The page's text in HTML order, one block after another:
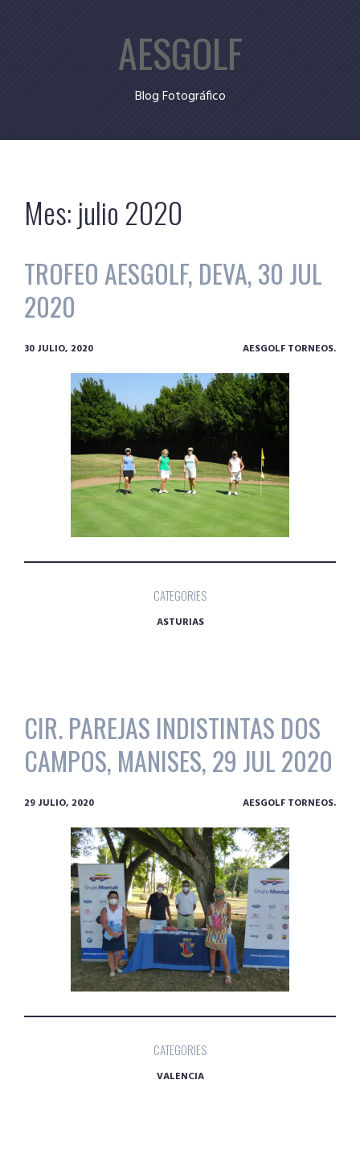
AESGOLF
Blog Fotográfico
Mes: julio 2020
TROFEO AESGOLF, DEVA, 30 JUL
2020
30 JULIO, 2020 AESGOLF TORNEOS.
CATEGORIES
ASTURIAS
CIR. PAREJAS INDISTINTAS DOS
CAMPOS, MANISES, 29 JUL 2020
29 JULIO, 2020 AESGOLF TORNEOS.
CATEGORIES
VALENCIA